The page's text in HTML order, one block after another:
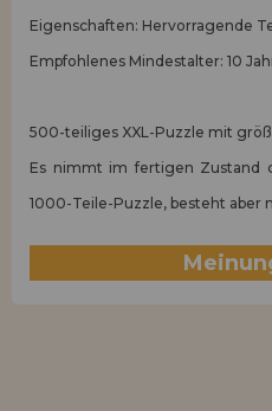
Eigenschaften: Hervorragende
Empfohlenes Mindestalter: 10
500-teiliges XXL-Puzzle mit
Es nimmt im fertigen Zustand
1000-Teile-Puzzle, besteht aber